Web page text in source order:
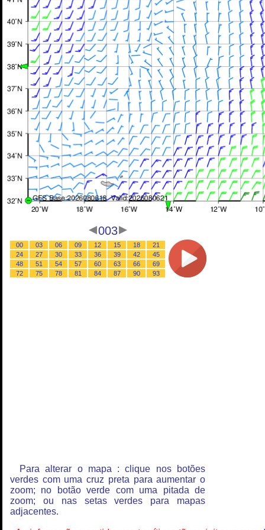
003
00 03 06 09 12 15 18
21
24
27 30 33 36 39 42
45
48
51 54 57 60 63 66
69
72
75 78 81 84 87 90 93
Para alterar o mapa : clique nos botões
verdes com uma cruz preta para aumentar o
zoom; no botão verde com uma pitada de
zoom; ou nas setas verdes para mapas
adjacentes.